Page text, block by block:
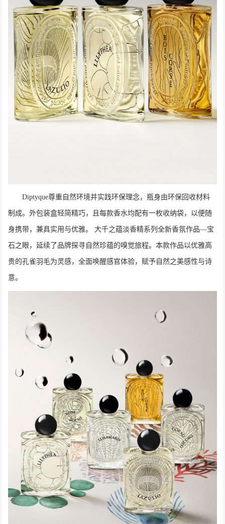
Diptyque尊重自然环境并实践环保理念，瓶身由环保回收材料
制成。外包装盒轻简精巧，且每款香水均配有一枚收纳袋，以便随
身携带，兼具实用与优雅。 大千之蕴淡香精系列全新香氛作品—宝
石之眼，延续了品牌探寻自然珍蕴的嗅觉旅程。本款作品以优雅高
贵的孔雀羽毛为灵感，全面唤醒感官体验，赋予自然之美感性与诗
意。